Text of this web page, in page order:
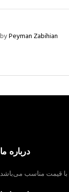
byPeyman Zabihian
درباره ما